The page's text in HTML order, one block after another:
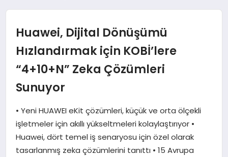
YAŞAM
EKONOMI
SAĞLIK
DÜNYA
Huawei, Dijital Dönüşümü
Hızlandırmak için KOBİ’lere
“4+10+N” Zeka Çözümleri
Sunuyor
• Yeni HUAWEI eKit çözümleri, küçük ve orta ölçekli
işletmeler için akıllı yükseltmeleri kolaylaştırıyor •
Huawei, dört temel iş senaryosu için özel olarak
tasarlanmış zeka çözümlerini tanıttı • 15 Avrupa